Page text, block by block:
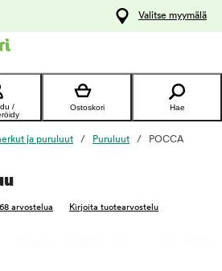
Valitse myymälä
/
Ostoskori Hae
ja puruluut Puruluut
POCCA
68 arvostelua Kirjoita tuotearvostelu